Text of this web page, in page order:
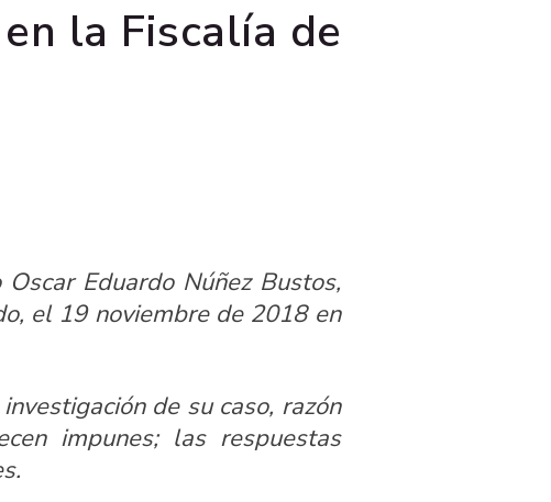
la Fiscalía de
Eduardo Núñez Bustos,
el 19 noviembre de 2018 en
de su caso, razón
impunes; las respuestas